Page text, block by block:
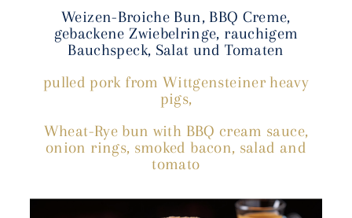
Weizen-Broiche Bun, BBQ Creme,
gebackene Zwiebelringe, rauchigem
Bauchspeck, Salat und Tomaten
pulled pork from Wittgensteiner heavy
pigs,
Wheat-Rye bun with BBQ cream sauce,
onion rings, smoked bacon, salad and
tomato